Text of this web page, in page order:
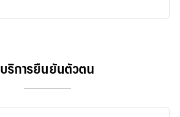
บริการยืนยันตัวตน